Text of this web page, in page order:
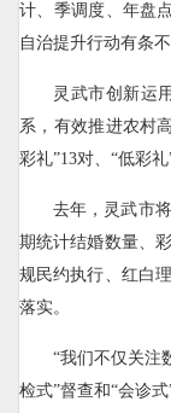
计、季调度、年盘
自治提升行动有条
灵武市创新运
系，有效推进农村
彩礼”13对、“低彩
去年，灵武市
期统计结婚数量、
规民约执行、红白
落实。
“我们不仅关注
检式”督查和“会诊